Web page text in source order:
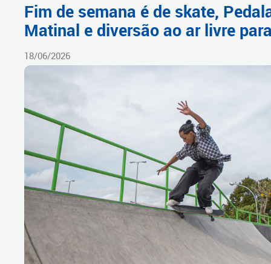
Fim de semana é de skate,
Matinal e diversão ao ar livre
18/06/2026